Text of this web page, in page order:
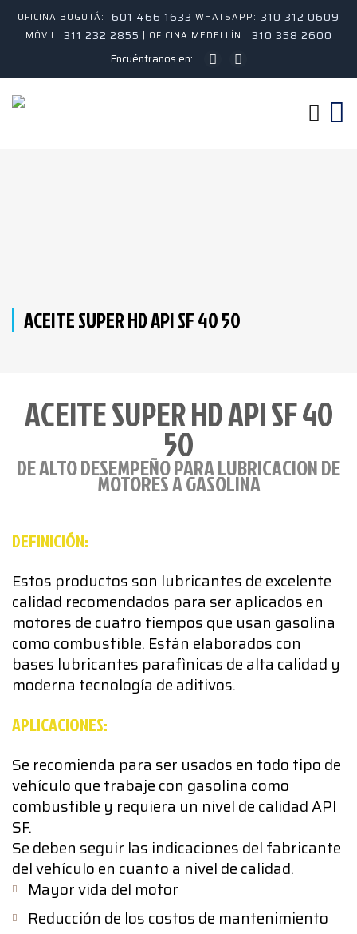
OFICINA BOGOTÁ: 601 466 1633 WHATSAPP: 310 312 0609
MÓVIL: 311 232 2855 | OFICINA MEDELLÍN: 310 358 2600
Encuéntranos en:
ACEITE SUPER HD API SF 40 50
ACEITE SUPER HD API SF 40
50
DE ALTO DESEMPEÑO PARA LUBRICACION DE
MOTORES A GASOLINA
DEFINICIÓN:
Estos productos son lubricantes de excelente
calidad recomendados para ser aplicados en
motores de cuatro tiempos que usan gasolina
como combustible. Están elaborados con
bases lubricantes parafìnicas de alta calidad y
moderna tecnología de aditivos.
APLICACIONES:
Se recomienda para ser usados en todo tipo de
vehículo que trabaje con gasolina como
combustible y requiera un nivel de calidad API
SF.
Se deben seguir las indicaciones del fabricante
del vehículo en cuanto a nivel de calidad.
Mayor vida del motor
Reducción de los costos de mantenimiento